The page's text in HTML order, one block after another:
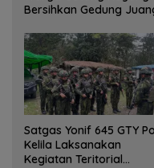
Bersihkan Gedung
Satgas Yonif 645 GTY
Kelila Laksanakan
Kegiatan Teritorial